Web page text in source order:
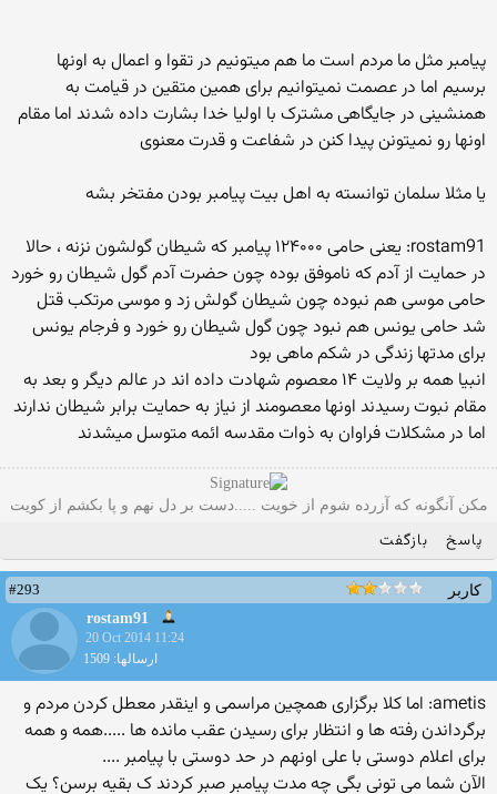
پیامبر مثل ما مردم است ما هم میتونیم در تقوا و اعمال به اونها
برسیم اما در عصمت نمیتوانیم برای همین متقین در قیامت به
همنشینی در جایگاهی مشترک با اولیا خدا بشارت داده شدند اما مقام
اونها رو نمیتونن پیدا کنن در شفاعت و قدرت معنوی
یا مثلا سلمان توانسته به اهل بیت پیامبر بودن مفتخر بشه
rostam91: یعنی حامی ۱۲۴۰۰۰ پیامبر که شیطان گولشون نزنه ، حالا
در حمایت از آدم که ناموفق بوده چون حضرت آدم گول شیطان رو خورد
حامی موسی هم نبوده چون شیطان گولش زد و موسی مرتکب قتل
شد حامی یونس هم نبود چون گول شیطان رو خورد و فرجام یونس
برای مدتها زندگی در شکم ماهی بود
انبیا همه بر ولایت ۱۴ معصوم شهادت داده اند در عالم دیگر و بعد به
مقام نبوت رسیدند اونها معصومند از نیاز به حمایت برابر شیطان ندارند
اما در مشکلات فراوان به ذوات مقدسه ائمه متوسل میشدند
مکن آنگونه که آزرده شوم از خویت .....دست بر دل نهم و پا بکشم از کویت
پاسخ بازگفت
کاربر
#293
rostam91
20 Oct 2014 11:24
ارسالها: 1509
ametis: اما کلا برگزاری همچین مراسمی و اینقدر معطل کردن مردم و
برگرداندن رفته ها و انتظار برای رسیدن عقب مانده ها .....همه و همه
برای اعلام دوستی با علی اونهم در حد دوستی با پیامبر ....
الآن شما می تونی بگی چه مدت پیامبر صبر کردند ک بقیه برسن؟ یک